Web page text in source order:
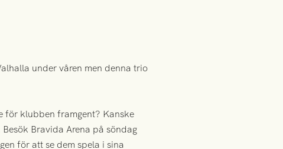
under våren men denna trio
för klubben framgent? Kanske
Bravida Arena på söndag
för att se dem spela i sina